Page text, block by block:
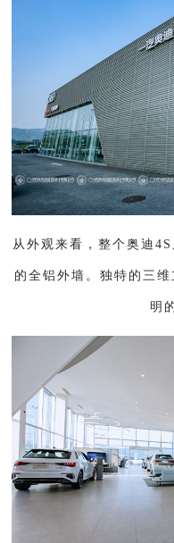
从外观来看，整个奥迪
的全铝外墙。独特的三
明